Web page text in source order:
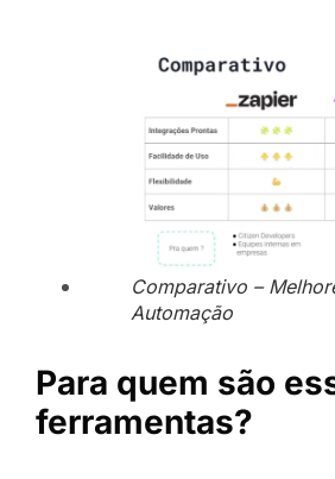
Comparativo –
Automação
Para quem são
ferramentas?